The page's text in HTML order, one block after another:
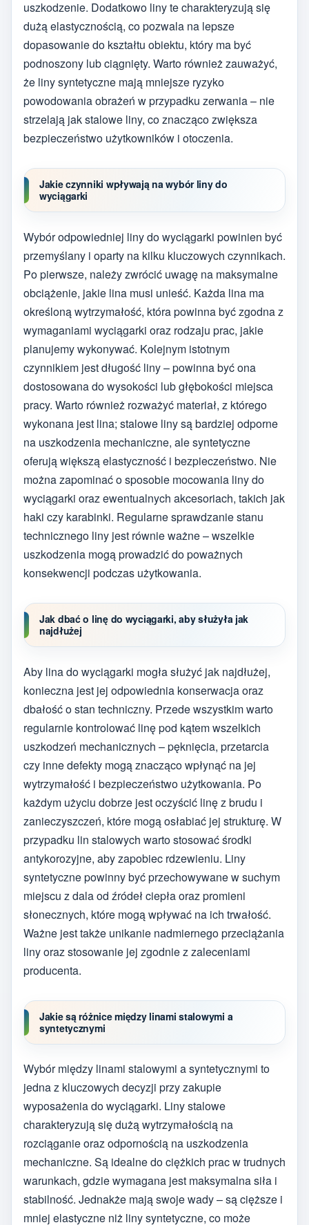
uszkodzenie. Dodatkowo liny te charakteryzują się
dużą elastycznością, co pozwala na lepsze
dopasowanie do kształtu obiektu, który ma być
podnoszony lub ciągnięty. Warto również zauważyć,
że liny syntetyczne mają mniejsze ryzyko
powodowania obrażeń w przypadku zerwania – nie
strzelają jak stalowe liny, co znacząco zwiększa
bezpieczeństwo użytkowników i otoczenia.
Jakie czynniki wpływają na wybór liny do
wyciągarki
Wybór odpowiedniej liny do wyciągarki powinien być
przemyślany i oparty na kilku kluczowych czynnikach.
Po pierwsze, należy zwrócić uwagę na maksymalne
obciążenie, jakie lina musi unieść. Każda lina ma
określoną wytrzymałość, która powinna być zgodna z
wymaganiami wyciągarki oraz rodzaju prac, jakie
planujemy wykonywać. Kolejnym istotnym
czynnikiem jest długość liny – powinna być ona
dostosowana do wysokości lub głębokości miejsca
pracy. Warto również rozważyć materiał, z którego
wykonana jest lina; stalowe liny są bardziej odporne
na uszkodzenia mechaniczne, ale syntetyczne
oferują większą elastyczność i bezpieczeństwo. Nie
można zapominać o sposobie mocowania liny do
wyciągarki oraz ewentualnych akcesoriach, takich jak
haki czy karabinki. Regularne sprawdzanie stanu
technicznego liny jest równie ważne – wszelkie
uszkodzenia mogą prowadzić do poważnych
konsekwencji podczas użytkowania.
Jak dbać o linę do wyciągarki, aby służyła jak
najdłużej
Aby lina do wyciągarki mogła służyć jak najdłużej,
konieczna jest jej odpowiednia konserwacja oraz
dbałość o stan techniczny. Przede wszystkim warto
regularnie kontrolować linę pod kątem wszelkich
uszkodzeń mechanicznych – pęknięcia, przetarcia
czy inne defekty mogą znacząco wpłynąć na jej
wytrzymałość i bezpieczeństwo użytkowania. Po
każdym użyciu dobrze jest oczyścić linę z brudu i
zanieczyszczeń, które mogą osłabiać jej strukturę. W
przypadku lin stalowych warto stosować środki
antykorozyjne, aby zapobiec rdzewieniu. Liny
syntetyczne powinny być przechowywane w suchym
miejscu z dala od źródeł ciepła oraz promieni
słonecznych, które mogą wpływać na ich trwałość.
Ważne jest także unikanie nadmiernego przeciążania
liny oraz stosowanie jej zgodnie z zaleceniami
producenta.
Jakie są różnice między linami stalowymi a
syntetycznymi
Wybór między linami stalowymi a syntetycznymi to
jedna z kluczowych decyzji przy zakupie
wyposażenia do wyciągarki. Liny stalowe
charakteryzują się dużą wytrzymałością na
rozciąganie oraz odpornością na uszkodzenia
mechaniczne. Są idealne do ciężkich prac w trudnych
warunkach, gdzie wymagana jest maksymalna siła i
stabilność. Jednakże mają swoje wady – są cięższe i
mniej elastyczne niż liny syntetyczne, co może